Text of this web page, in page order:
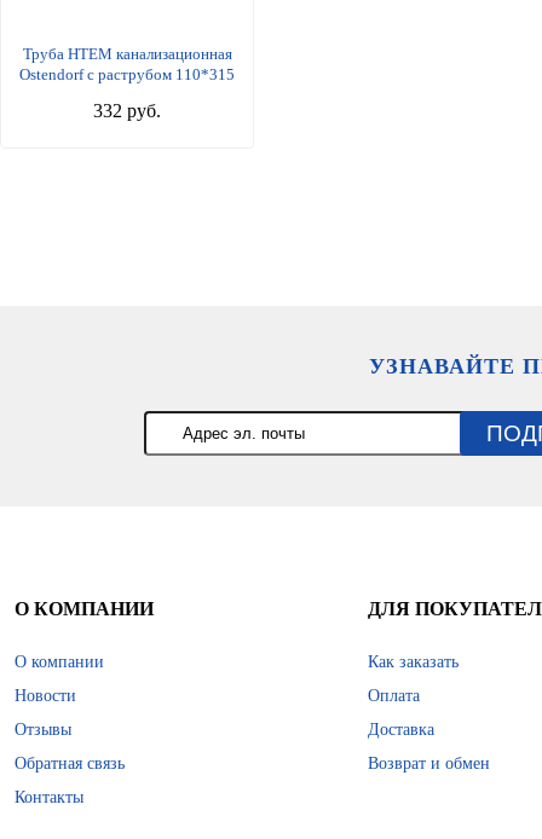
Труба HTEM канализационная
Ostendorf с раструбом 110*315
332 руб.
УЗНАВАЙТЕ
О КОМПАНИИ
О компании
Новости
Отзывы
Обратная связь
Контакты
ДЛЯ
Как заказать
Оплата
Доставка
Возврат и обмен